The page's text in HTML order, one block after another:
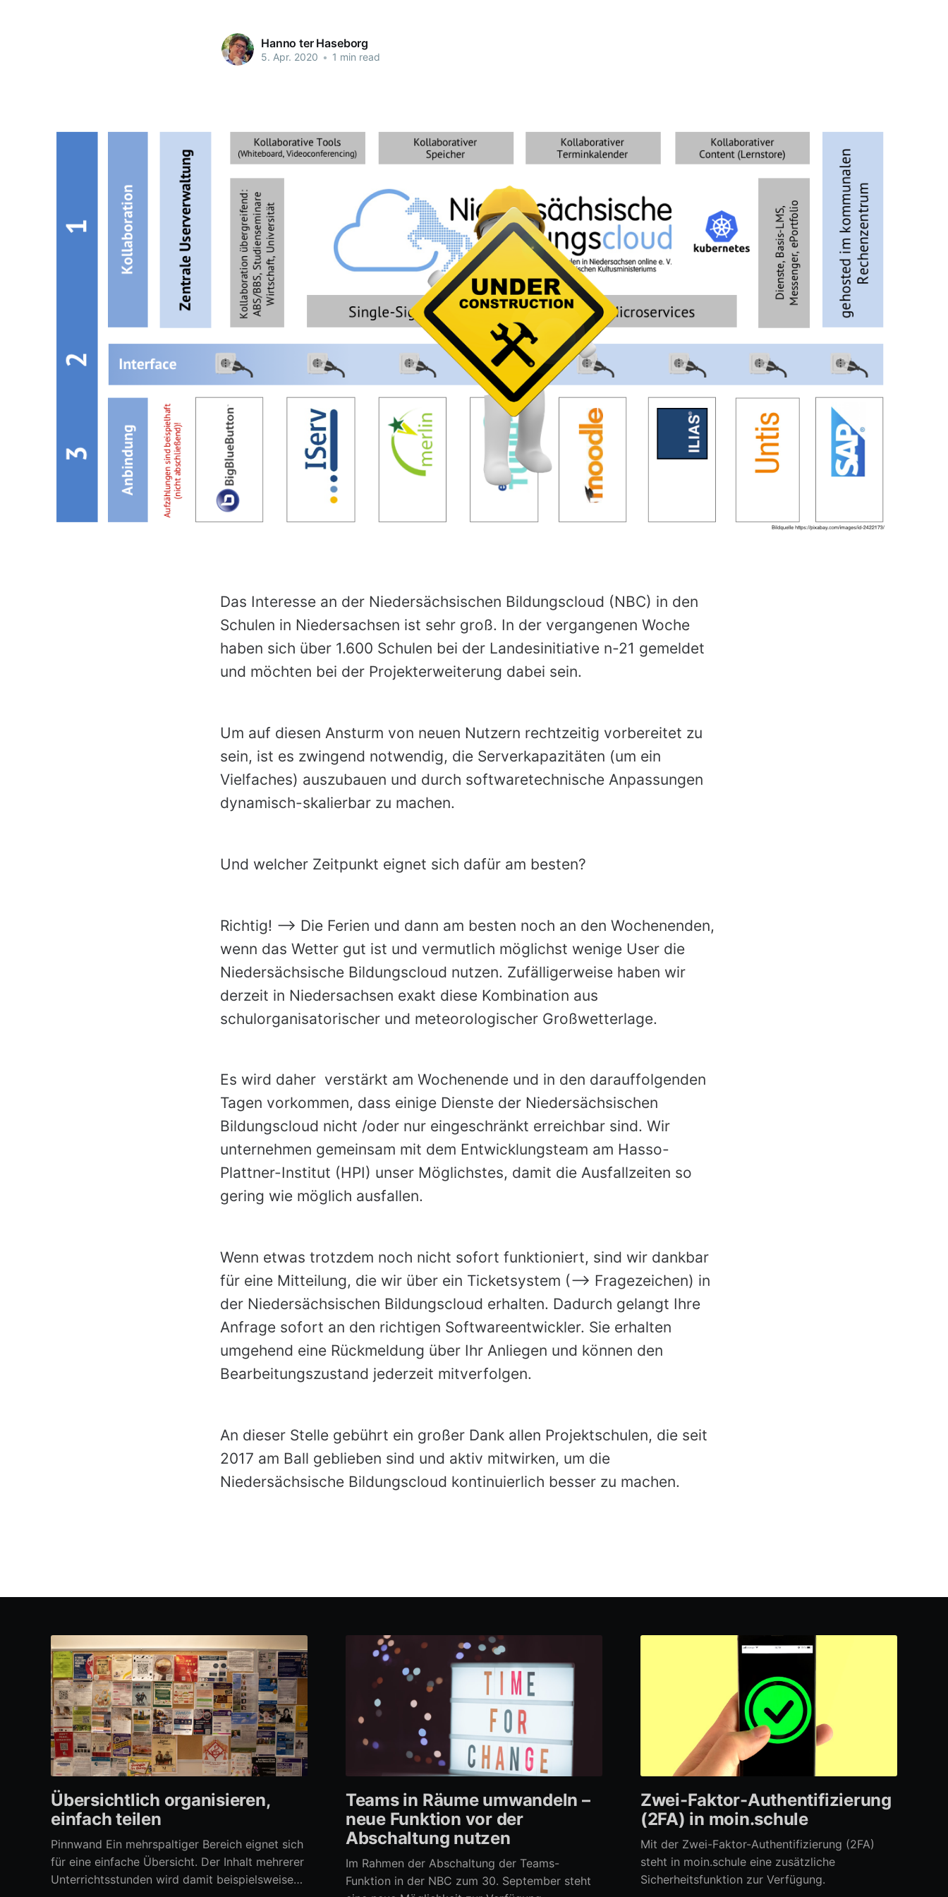
Hanno ter Haseborg
5. Apr. 2020 • 1 min read
Das Interesse an der Niedersächsischen Bildungscloud (NBC) in den
Schulen in Niedersachsen ist sehr groß. In der vergangenen Woche
haben sich über 1.600 Schulen bei der Landesinitiative n-21 gemeldet
und möchten bei der Projekterweiterung dabei sein.
Um auf diesen Ansturm von neuen Nutzern rechtzeitig vorbereitet zu
sein, ist es zwingend notwendig, die Serverkapazitäten (um ein
Vielfaches) auszubauen und durch softwaretechnische Anpassungen
dynamisch-skalierbar zu machen.
Und welcher Zeitpunkt eignet sich dafür am besten?
Richtig! --> Die Ferien und dann am besten noch an den Wochenenden,
wenn das Wetter gut ist und vermutlich möglichst wenige User die
Niedersächsische Bildungscloud nutzen. Zufälligerweise haben wir
derzeit in Niedersachsen exakt diese Kombination aus
schulorganisatorischer und meteorologischer Großwetterlage.
Es wird daher verstärkt am Wochenende und in den darauffolgenden
Tagen vorkommen, dass einige Dienste der Niedersächsischen
Bildungscloud nicht /oder nur eingeschränkt erreichbar sind. Wir
unternehmen gemeinsam mit dem Entwicklungsteam am Hasso-
Plattner-Institut (HPI) unser Möglichstes, damit die Ausfallzeiten so
gering wie möglich ausfallen.
Wenn etwas trotzdem noch nicht sofort funktioniert, sind wir dankbar
für eine Mitteilung, die wir über ein Ticketsystem (--> Fragezeichen) in
der Niedersächsischen Bildungscloud erhalten. Dadurch gelangt Ihre
Anfrage sofort an den richtigen Softwareentwickler. Sie erhalten
umgehend eine Rückmeldung über Ihr Anliegen und können den
Bearbeitungszustand jederzeit mitverfolgen.
An dieser Stelle gebührt ein großer Dank allen Projektschulen, die seit
2017 am Ball geblieben sind und aktiv mitwirken, um die
Niedersächsische Bildungscloud kontinuierlich besser zu machen.
Übersichtlich organisieren,
einfach teilen
Pinnwand Ein mehrspaltiger Bereich eignet sich
für eine einfache Übersicht. Der Inhalt mehrerer
Unterrichtsstunden wird damit beispielsweise
Teams in Räume umwandeln –
neue Funktion vor der
Abschaltung nutzen
Im Rahmen der Abschaltung der Teams-
Funktion in der NBC zum 30. September steht
Zwei-Faktor-Authentifizierung
(2FA) in moin.schule
Mit der Zwei-Faktor-Authentifizierung (2FA)
steht in moin.schule eine zusätzliche
Sicherheitsfunktion zur Verfügung.